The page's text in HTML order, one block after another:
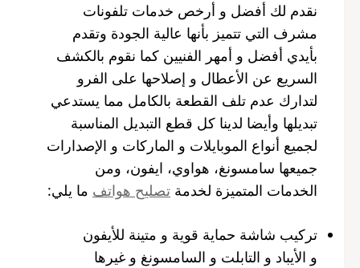
نقدم لك أفضل و أرخص خدمات تلفونات
مشرف التي تتميز بأنها عالية الجودة وتقدم
بأيدي أفضل و أمهر الفنيين كما نقوم بالكشف
السريع عن الأعطال و إصلاحها على الفرو
لتدارك عدم تلف القطعة بالكامل مما يستدعي
تبديلها وأيضا لدينا كل قطع التبديل المناسبة
لجميع أنواع الموبايلات و الماركات و الإصدارات
جميعها سامسونغ، هواوي، ايفون، ومن
الخدمات المتميزة لخدمة تصليح هواتف ما يلي:
تركيب شاشة حماية قوية و متينة للأيفون
و الأيباد و التابلت و السامسونغ و غيرها